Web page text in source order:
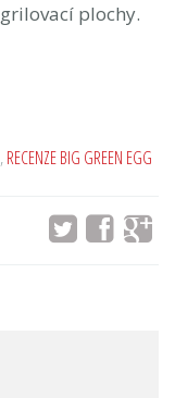
plochy.
,RECENZE BIG GREEN EGG